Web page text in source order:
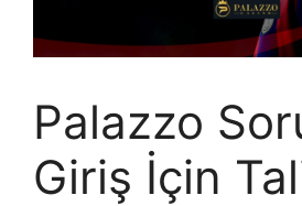
Palazzo
Giriş İçin